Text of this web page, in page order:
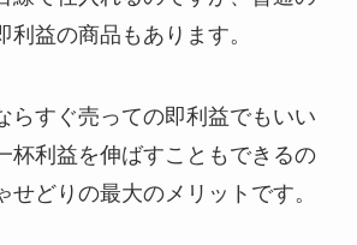
利益の商品もあります。
らすぐ売っての即利益でもいい
杯利益を伸ばすこともできるの
せどりの最大のメリットです。